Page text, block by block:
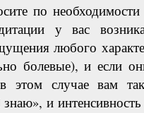
по
у вас
любого
болевые), и если
этом случае вам
знаю», и